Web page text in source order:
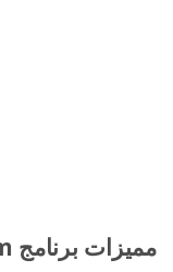
مميزات برنامج HTTP Custom